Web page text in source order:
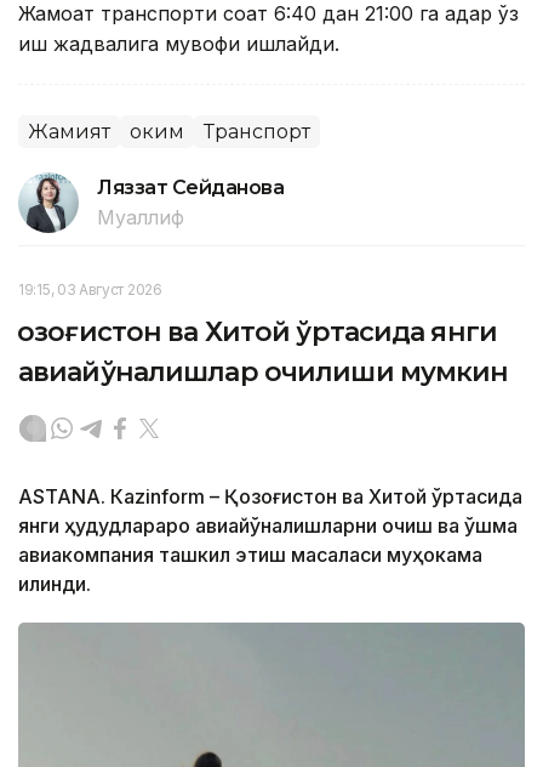
Жамоат транспорти соат 6:40 дан 21:00 га қадар ўз
иш жадвалига мувофиқ ишлайди.
Жамият Ҳоким Транспорт
Ляззат Сейданова
Муаллиф
19:15, 03 Август 2026
Қозоғистон ва Хитой ўртасида янги
авиайўналишлар очилиши мумкин
ASTANА. Кazinform – Қозоғистон ва Хитой ўртасида
янги ҳудудлараро авиайўналишларни очиш ва қўшма
авиакомпания ташкил этиш масаласи муҳокама
қилинди.